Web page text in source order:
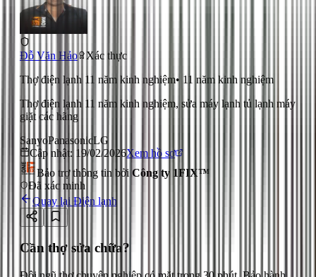
Đỗ Văn Hảo
Xác thực
Thợ điện lạnh 11 năm kinh nghiệm• 11 năm kinh nghiệm
Thợ điện lạnh 11 năm kinh nghiệm, sửa máy lạnh tủ lạnh máy
giặt các hãng
SanyoPanasonicLG
Cập nhật: 19/02/2026Xem hồ sơ
Bảo trợ thông tin bởi Công ty 1FIX™
Đã xác minh
Quay lại Điện lạnh
Cần thợ sửa chữa?